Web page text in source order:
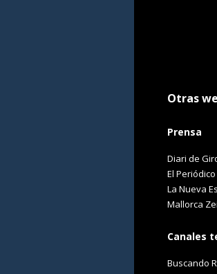
Otras
Prensa
Diari de
El
La Nueva
Mallorca
Canales
Buscando